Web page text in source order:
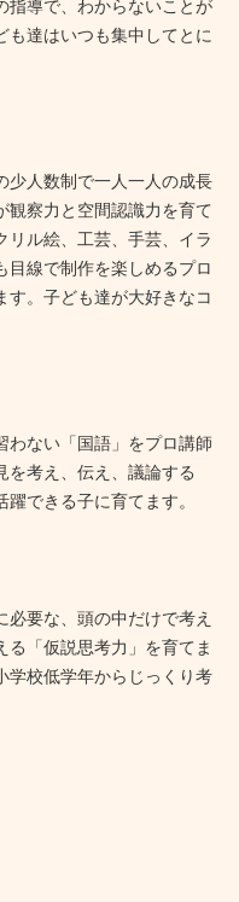
指導で、わからないことが
も達はいつも集中してとに
少人数制で一人一人の成長
観察力と空間認識力を育て
リル絵、工芸、手芸、イラ
目線で制作を楽しめるプロ
す。子ども達が大好きなコ
わない「国語」をプロ講師
を考え、伝え、議論する
できる子に育てます。
必要な、頭の中だけで考え
る「仮説思考力」を育てま
学校低学年からじっくり考